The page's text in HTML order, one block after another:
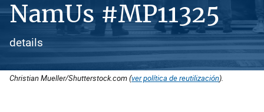
NamUs #MP11325
details
Christian Mueller/Shutterstock.com (ver política de reutilización).